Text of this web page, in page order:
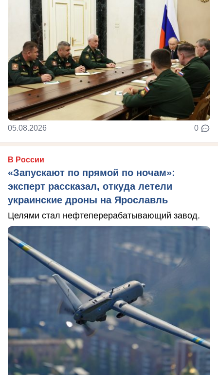
05.08.2026 0
В России
«Запускают по прямой по ночам»:
эксперт рассказал, откуда летели
украинские дроны на Ярославль
Целями стал нефтеперерабатывающий завод.